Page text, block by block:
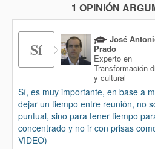
1 OPINIÓN
Sí
José
Prado
Experto en
Transformación
y cultural
Sí, es muy importante, en base a
dejar un tiempo entre reunión, no
puntual, sino para tener tiempo
concentrado y no ir con prisas
VIDEO)